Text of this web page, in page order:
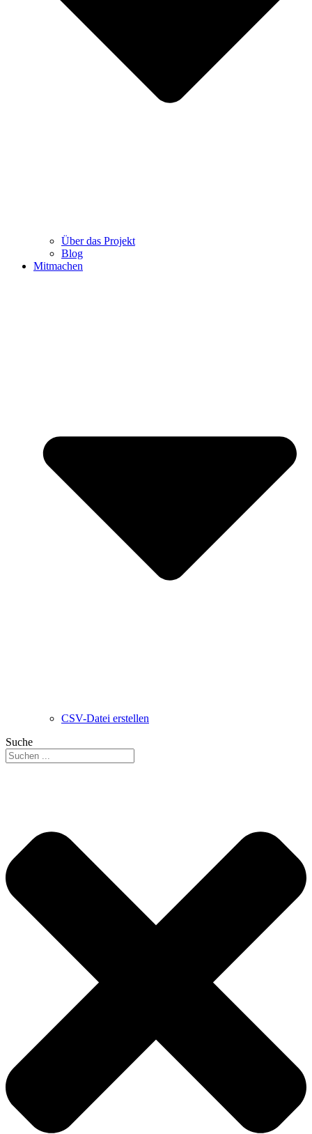
Über das Projekt
Blog
Mitmachen
CSV-Datei erstellen
Suche